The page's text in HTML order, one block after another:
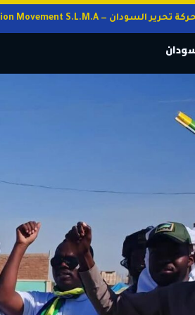
حركة تحرير السودان — Sudan Liberation Movement S.L.M.A